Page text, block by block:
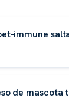
immune
de mascota